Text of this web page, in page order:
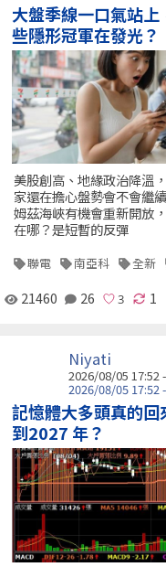
大盤季線一口氣站
些隱形冠軍在發光？
美股創高、地緣政治降溫
家還在擔心盤勢會不會繼
姆茲海峽有機會重新開放
在哪？是短暫的反彈
聯電 南亞科 全新
21460 26 1
Niyati
2026/08/05 17:52
2026/08/05 17:52
記憶體大多頭真的
到2027 年？